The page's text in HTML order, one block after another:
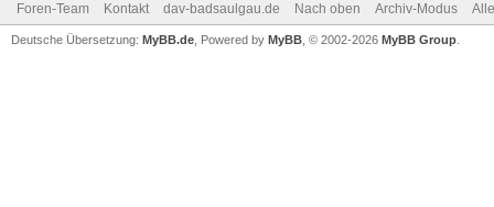
Foren-Team Kontakt dav-badsaulgau.de Nach oben Archiv-Modus
Deutsche Übersetzung: MyBB.de , Powered by MyBB , © 2002-2026 MyBB Group